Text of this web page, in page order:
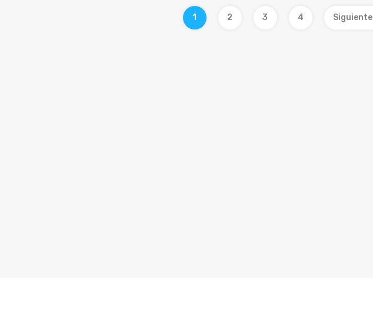
1 2 3 4 Siguiente